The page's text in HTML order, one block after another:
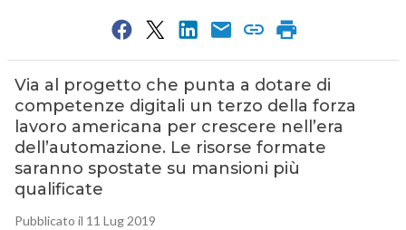
Via al progetto che punta a dotare di
competenze digitali un terzo della forza
lavoro americana per crescere nell’era
dell’automazione. Le risorse formate
saranno spostate su mansioni più
qualificate
Pubblicato il 11 Lug 2019